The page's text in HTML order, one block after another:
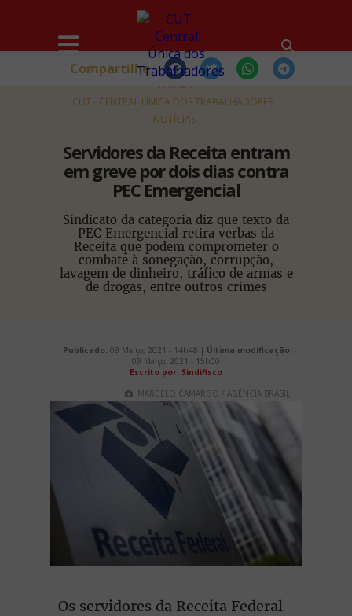
HOME
CUT - CENTRAL ÚNICA DOS TRABALHADORES
NOTÍCIAS
Servidores da Receita entram
em greve por dois dias contra
PEC Emergencial
Sindicato da categoria diz que texto da
PEC Emergencial retira verbas da
Receita que podem comprometer o
combate à sonegação, corrupção,
lavagem de dinheiro, tráfico de armas e
de drogas, entre outros crimes
Compartilhe
Publicado: 09 Março, 2021 - 14h48 | Última modificação:
09 Março, 2021 - 15h00
Escrito por: Sindifisco
MARCELO CAMARGO / AGÊNCIA BRASIL
Os servidores da Receita Federal